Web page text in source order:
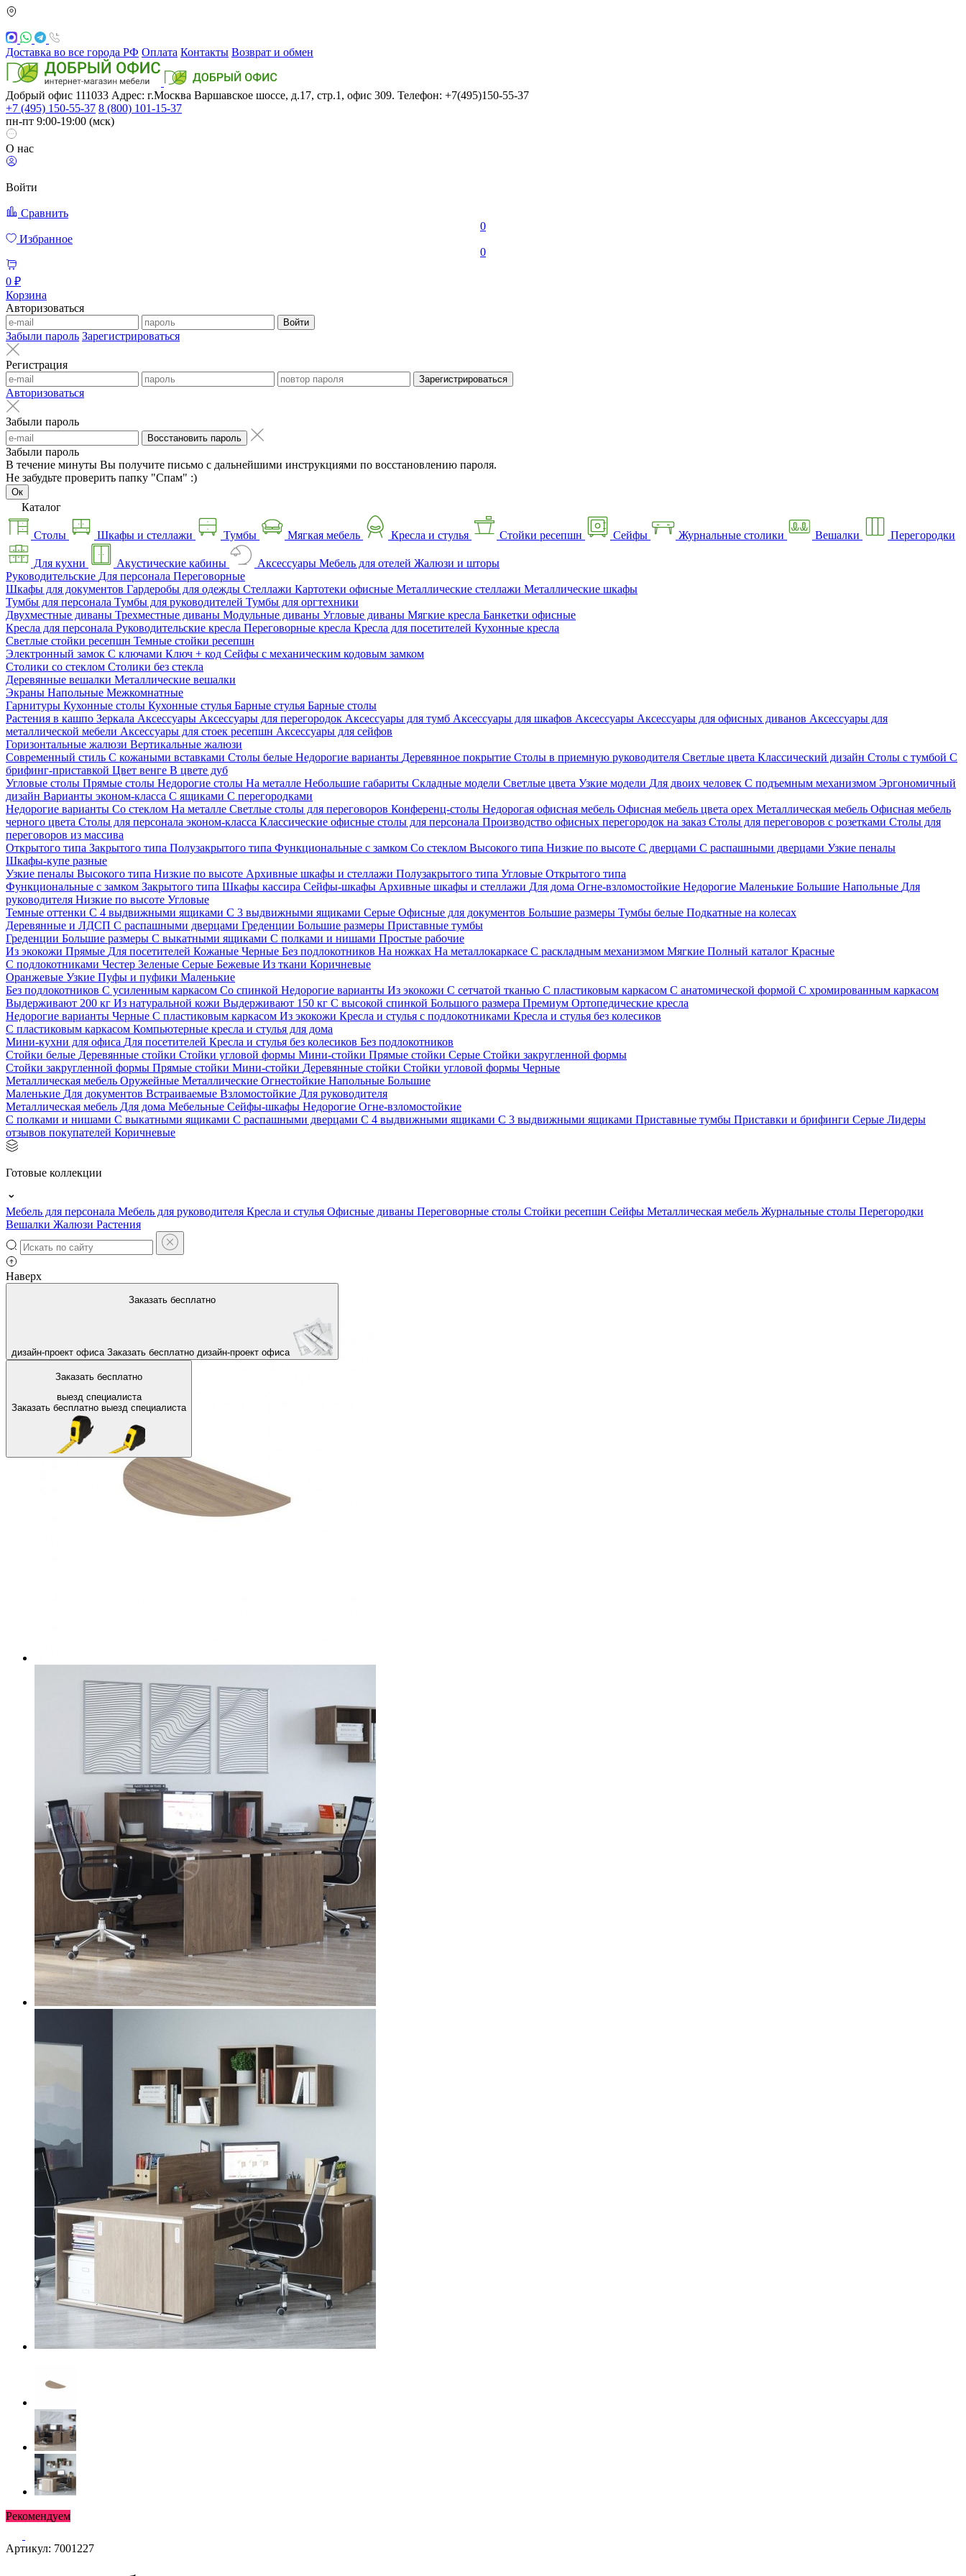
Доставка во все города РФ Оплата Контакты Возврат и обмен
Добрый офис 111033 Адрес: г.Москва Варшавское шоссе, д.17, стр.1, офис 309. Телефон: +7(495)150-55-37
+7 (495) 150-55-37 8 (800) 101-15-37
пн-пт 9:00-19:00 (мск)
О нас
Войти
Сравнить
0
Избранное
0
0 ₽
Корзина
Авторизоваться
Войти
Забыли пароль Зарегистрироваться
Регистрация
Зарегистрироваться
Авторизоваться
Забыли пароль
Восстановить пароль
Забыли пароль
В течение минуты Вы получите письмо с дальнейшими инструкциями по восстановлению пароля.
Не забудьте проверить папку "Спам" :)
Ок
Каталог
Столы Шкафы и стеллажи Тумбы Мягкая мебель Кресла и стулья Стойки ресепшн Сейфы Журнальные столики Вешалки Перегородки
Для кухни Акустические кабины Аксессуары Мебель для отелей Жалюзи и шторы
Руководительские Для персонала Переговорные
Шкафы для документов Гардеробы для одежды Стеллажи Картотеки офисные Металлические стеллажи Металлические шкафы
Тумбы для персонала Тумбы для руководителей Тумбы для оргтехники
Двухместные диваны Трехместные диваны Модульные диваны Угловые диваны Мягкие кресла Банкетки офисные
Кресла для персонала Руководительские кресла Переговорные кресла Кресла для посетителей Кухонные кресла
Светлые стойки ресепшн Темные стойки ресепшн
Электронный замок С ключами Ключ + код Сейфы с механическим кодовым замком
Столики со стеклом Столики без стекла
Деревянные вешалки Металлические вешалки
Экраны Напольные Межкомнатные
Гарнитуры Кухонные столы Кухонные стулья Барные стулья Барные столы
Растения в кашпо Зеркала Аксессуары Аксессуары для перегородок Аксессуары для тумб Аксессуары для шкафов Аксессуары Аксессуары для офисных диванов Аксессуары для
металлической мебели Аксессуары для стоек ресепшн Аксессуары для сейфов
Горизонтальные жалюзи Вертикальные жалюзи
Современный стиль С кожаными вставками Столы белые Недорогие варианты Деревянное покрытие Столы в приемную руководителя Светлые цвета Классический дизайн Столы с тумбой С
брифинг-приставкой Цвет венге В цвете дуб
Угловые столы Прямые столы Недорогие столы На металле Небольшие габариты Складные модели Светлые цвета Узкие модели Для двоих человек С подъемным механизмом Эргономичный
дизайн Варианты эконом-класса С ящиками С перегородками
Недорогие варианты Со стеклом На металле Светлые столы для переговоров Конференц-столы Недорогая офисная мебель Офисная мебель цвета орех Металлическая мебель Офисная мебель
черного цвета Столы для персонала эконом-класса Классические офисные столы для персонала Производство офисных перегородок на заказ Столы для переговоров с розетками Столы для
переговоров из массива
Открытого типа Закрытого типа Полузакрытого типа Функциональные с замком Со стеклом Высокого типа Низкие по высоте С дверцами С распашными дверцами Узкие пеналы
Шкафы-купе разные
Узкие пеналы Высокого типа Низкие по высоте Архивные шкафы и стеллажи Полузакрытого типа Угловые Открытого типа
Функциональные с замком Закрытого типа Шкафы кассира Сейфы-шкафы Архивные шкафы и стеллажи Для дома Огне-взломостойкие Недорогие Маленькие Большие Напольные Для
руководителя Низкие по высоте Угловые
Темные оттенки С 4 выдвижными ящиками С 3 выдвижными ящиками Серые Офисные для документов Большие размеры Тумбы белые Подкатные на колесах
Деревянные и ЛДСП С распашными дверцами Греденции Большие размеры Приставные тумбы
Греденции Большие размеры С выкатными ящиками С полками и нишами Простые рабочие
Из экокожи Прямые Для посетителей Кожаные Черные Без подлокотников На ножках На металлокаркасе С раскладным механизмом Мягкие Полный каталог Красные
С подлокотниками Честер Зеленые Серые Бежевые Из ткани Коричневые
Оранжевые Узкие Пуфы и пуфики Маленькие
Без подлокотников С усиленным каркасом Со спинкой Недорогие варианты Из экокожи С сетчатой тканью С пластиковым каркасом С анатомической формой С хромированным каркасом
Выдерживают 200 кг Из натуральной кожи Выдерживают 150 кг С высокой спинкой Большого размера Премиум Ортопедические кресла
Недорогие варианты Черные С пластиковым каркасом Из экокожи Кресла и стулья с подлокотниками Кресла и стулья без колесиков
С пластиковым каркасом Компьютерные кресла и стулья для дома
Мини-кухни для офиса Для посетителей Кресла и стулья без колесиков Без подлокотников
Стойки белые Деревянные стойки Стойки угловой формы Мини-стойки Прямые стойки Серые Стойки закругленной формы
Стойки закругленной формы Прямые стойки Мини-стойки Деревянные стойки Стойки угловой формы Черные
Металлическая мебель Оружейные Металлические Огнестойкие Напольные Большие
Маленькие Для документов Встраиваемые Взломостойкие Для руководителя
Металлическая мебель Для дома Мебельные Сейфы-шкафы Недорогие Огне-взломостойкие
С полками и нишами С выкатными ящиками С распашными дверцами С 4 выдвижными ящиками С 3 выдвижными ящиками Приставные тумбы Приставки и брифинги Серые Лидеры
отзывов покупателей Коричневые
Готовые коллекции
Мебель для персонала Мебель для руководителя Кресла и стулья Офисные диваны Переговорные столы Стойки ресепшн Сейфы Металлическая мебель Журнальные столы Перегородки
Вешалки Жалюзи Растения
Наверх
Заказать бесплатно
дизайн-проект офиса Заказать бесплатно дизайн-проект офиса
Заказать бесплатно
выезд специалиста
Заказать бесплатно выезд специалиста
На главную
Рекомендуем
Артикул: 7001227